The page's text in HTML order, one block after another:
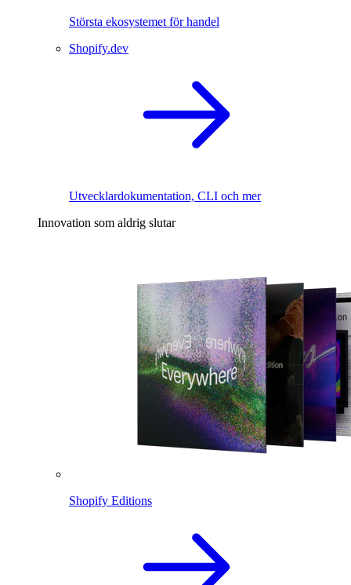
Största ekosystemet för handel
Shopify.dev
Utvecklardokumentation, CLI och mer
Innovation som aldrig slutar
Shopify Editions